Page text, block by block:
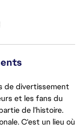
de divertissement
et les fans du
de l’histoire.
C'est un lieu où